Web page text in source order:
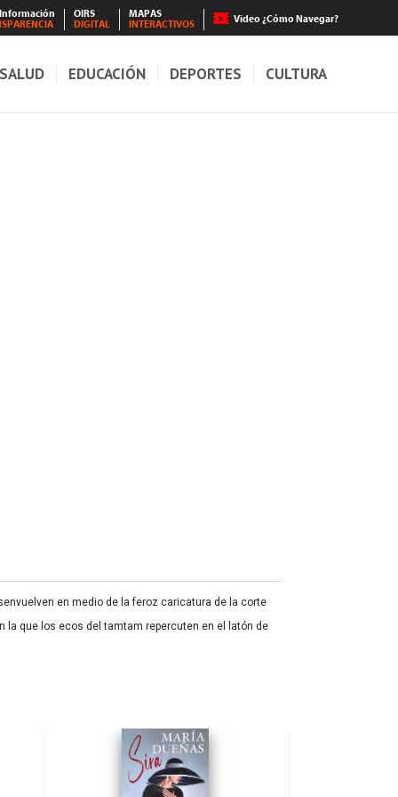
OIRS
DIGITAL
MAPAS
INTERACTIVOS
Video ¿Cómo Navegar?
SALUD EDUCACIÓN DEPORTES CULTURA
en medio de la feroz caricatura de la corte
la que los ecos del tamtam repercuten en el latón de